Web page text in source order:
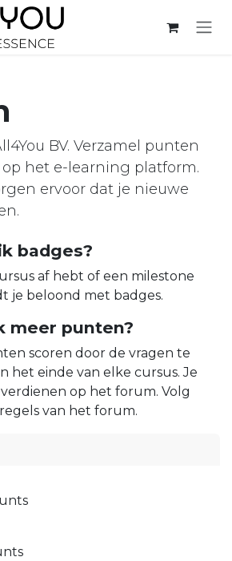
BV. Verzamel punten
het e-learning platform.
ervoor dat je nieuwe
badges?
af hebt of een milestone
je beloond met badges.
meer punten?
scoren door de vragen te
het einde van elke cursus. Je
op het forum. Volg
van het forum.
s
s